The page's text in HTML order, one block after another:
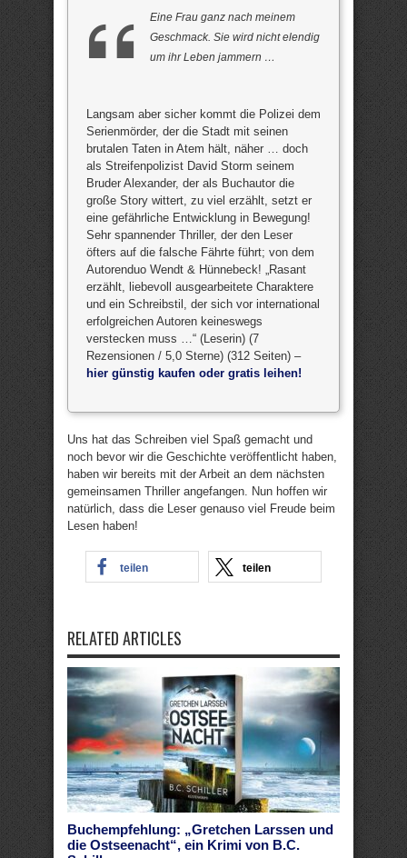
Eine Frau ganz nach meinem
Geschmack. Sie wird nicht elendig
um ihr Leben jammern …
Langsam aber sicher kommt die Polizei dem
Serienmörder, der die Stadt mit seinen
brutalen Taten in Atem hält, näher … doch
als Streifenpolizist David Storm seinem
Bruder Alexander, der als Buchautor die
große Story wittert, zu viel erzählt, setzt er
eine gefährliche Entwicklung in Bewegung!
Sehr spannender Thriller, der den Leser
öfters auf die falsche Fährte führt; von dem
Autorenduo Wendt & Hünnebeck! „Rasant
erzählt, liebevoll ausgearbeitete Charaktere
und ein Schreibstil, der sich vor international
erfolgreichen Autoren keineswegs
verstecken muss …“ (Leserin) (7
Rezensionen / 5,0 Sterne) (312 Seiten) –
hier günstig kaufen oder gratis leihen!
Uns hat das Schreiben viel Spaß gemacht und
noch bevor wir die Geschichte veröffentlicht haben,
haben wir bereits mit der Arbeit an dem nächsten
gemeinsamen Thriller angefangen. Nun hoffen wir
natürlich, dass die Leser genauso viel Freude beim
Lesen haben!
teilen teilen
RELATED ARTICLES
Buchempfehlung: „Gretchen Larssen und
die Ostseenacht“, ein Krimi von B.C.